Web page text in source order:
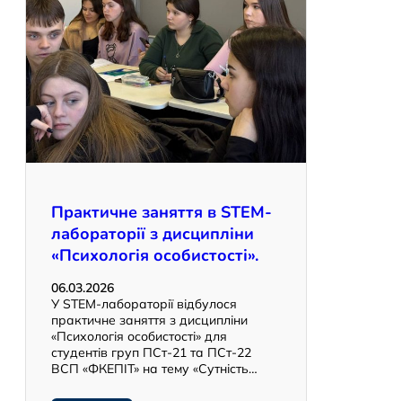
Практичне заняття в STEM-
лабораторії з дисципліни
«Психологія особистості».
06.03.2026
У STEM-лабораторії відбулося
практичне заняття з дисципліни
«Психологія особистості» для
студентів груп ПСт-21 та ПСт-22
ВСП «ФКЕПІТ» на тему «Сутність…